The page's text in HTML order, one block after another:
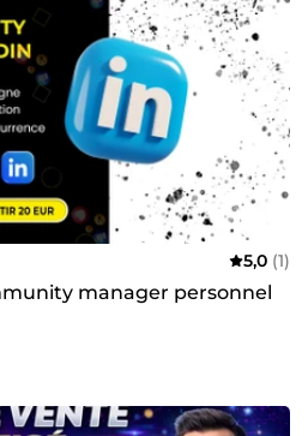
5,0 (1)
manager personnel